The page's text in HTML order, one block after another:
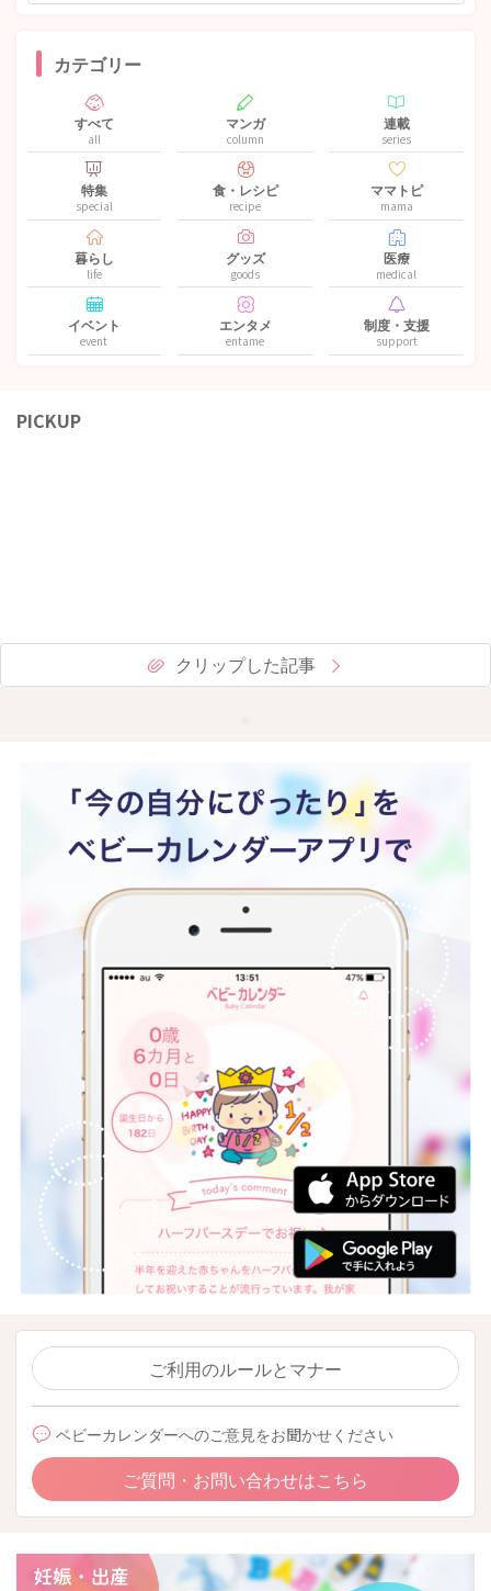
カテゴリー
すべて
all
マンガ
column
連載
series
特集
special
食・レシピ
recipe
ママトピ
mama
暮らし
life
グッズ
goods
医療
medical
イベント
event
エンタメ
entame
制度・支援
support
PICKUP
クリップした記事
ご利用のルールとマナー
ベビーカレンダーへのご意見をお聞かせください
ご質問・お問い合わせはこちら